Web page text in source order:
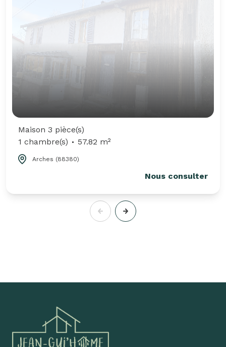
Maison 3 pièce(s)
1 chambre(s)
57.82 m²
Arches (88380)
Nous consulter